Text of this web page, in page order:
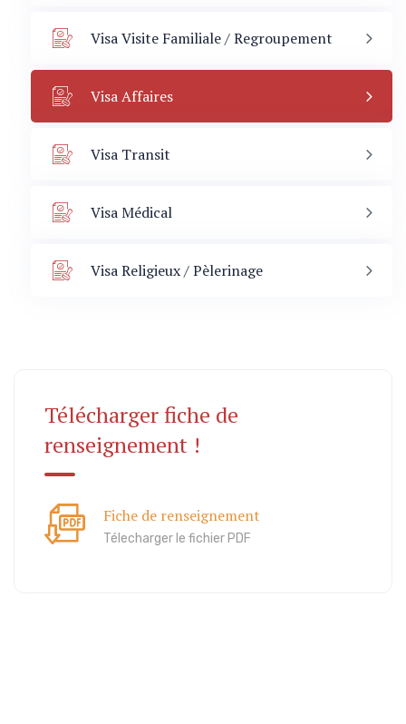
Visa Visite Familiale / Regroupement
Visa Affaires
Visa Transit
Visa Médical
Visa Religieux / Pèlerinage
Télécharger fiche de
renseignement !
Fiche de renseignement
Télecharger le fichier PDF